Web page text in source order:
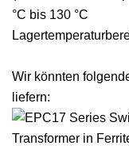
°C bis 130 °C
Wir könnten
liefern: